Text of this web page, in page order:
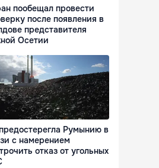
пообещал провести
после появления в
представителя
Осетии
Румынию в
с намерением
отказ от угольных